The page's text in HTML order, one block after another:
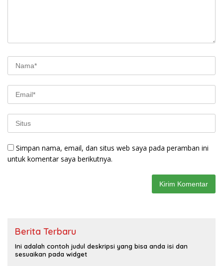
Simpan nama, email, dan situs web saya pada peramban ini
untuk komentar saya berikutnya.
Berita Terbaru
Ini adalah contoh judul deskripsi yang bisa anda isi dan
sesuaikan pada widget